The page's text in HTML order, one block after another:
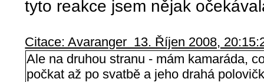
tyto reakce jsem nějak
Citace: Avaranger 13. Říjen 2008,
Ale na druhou stranu - mám kamaráda,
počkat až po svatbě a jeho drahá